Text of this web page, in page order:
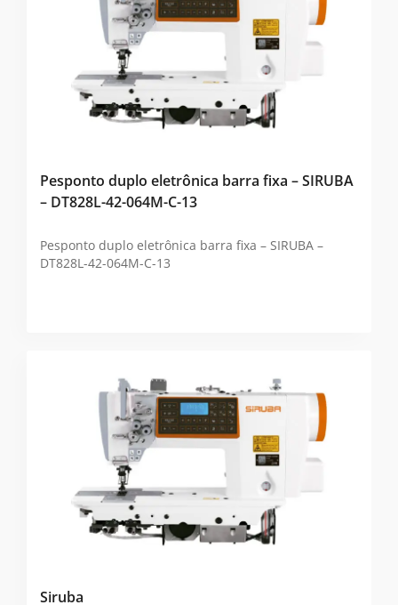
Pesponto duplo eletrônica barra fixa – SIRUBA
– DT828L-42-064M-C-13
Pesponto duplo eletrônica barra fixa – SIRUBA –
DT828L-42-064M-C-13
Siruba